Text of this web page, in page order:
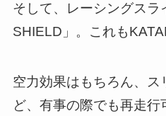
そして、レーシングスラ
SHIELD」。これも
空力効果はもちろん、ス
ど、有事の際でも再走